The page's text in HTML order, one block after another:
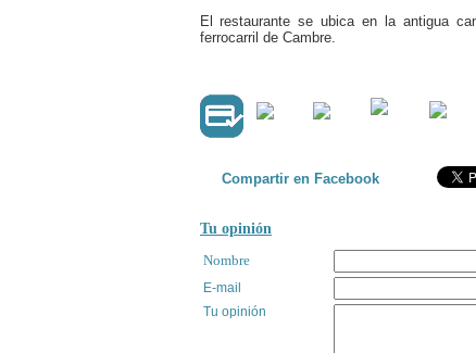
El restaurante se ubica en la antigua
ferrocarril de Cambre.
Compartir en Facebook
Tu opinión
Nombre
E-mail
Tu opinión